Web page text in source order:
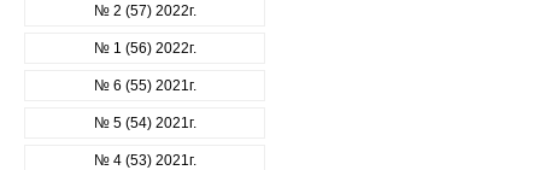
№ 2 (57) 2022г.
№ 1 (56) 2022г.
№ 6 (55) 2021г.
№ 5 (54) 2021г.
№ 4 (53) 2021г.